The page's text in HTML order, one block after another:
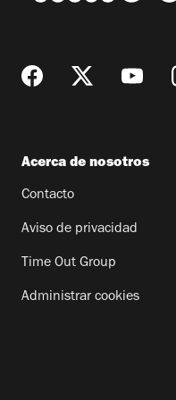
Acerca de nosotros
Contacto
Aviso de privacidad
Time Out Group
Administrar cookies